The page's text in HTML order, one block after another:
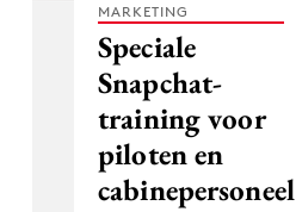
MARKETING
Speciale
Snapchat-
training voor
piloten en
cabinepersoneel